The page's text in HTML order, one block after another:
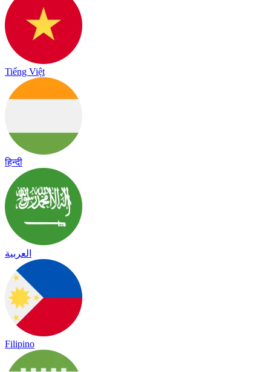
Tiếng Việt
हिन्दी
العربية
Filipino